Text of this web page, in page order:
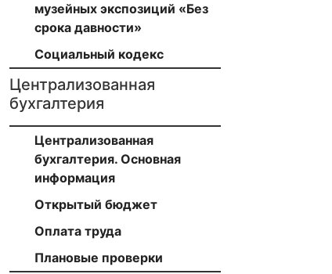
музейных экспозиций «Без
срока давности»
Социальный кодекс
Централизованная
бухгалтерия
Централизованная
бухгалтерия. Основная
информация
Открытый бюджет
Оплата труда
Плановые проверки